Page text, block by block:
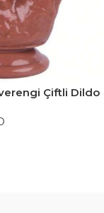
Çiftli Dildo